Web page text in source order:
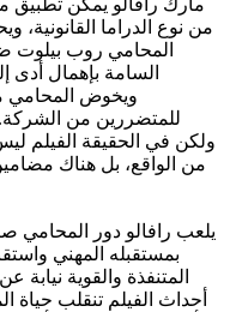
من نوع الدراما القانونية،
المحامي روب بيلوت
السامة بإهمال أدى
ويخوض المحامي
للمتضررين من الشركة.
ولكن في الحقيقة الفيلم
من الواقع، بل هناك
يلعب رافالو دور المحامي
بمستقبله المهني
المتنفذة والقوية
أحداث الفيلم تنقلب